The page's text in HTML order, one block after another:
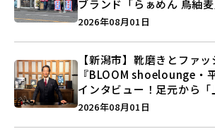
ブランド「らぁめん 鳥紬
しょうがの空」など盛りだ
2026年08月01日
【新潟市】靴磨きとファ
『BLOOM shoelounge・
インタビュー！足元から
つくる装いの提案とは？
2026年08月01日